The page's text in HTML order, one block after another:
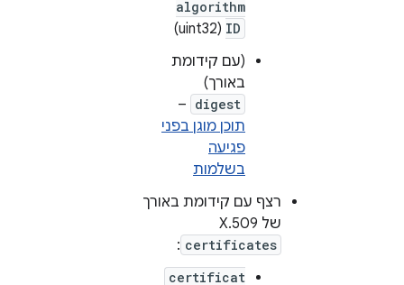
algorithm
ID
(uint32)
(עם קידומת
באורך)
digest
–
תוכן מוגן בפני
פגיעה
בשלמות
רצף עם קידומת באורך
של X.509
certificates
:
certificat